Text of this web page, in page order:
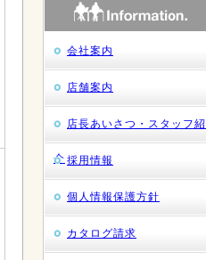
会社案内
店舗案内
店長あいさつ・スタッフ紹
介 採用情報
個人情報保護方針
カタログ請求